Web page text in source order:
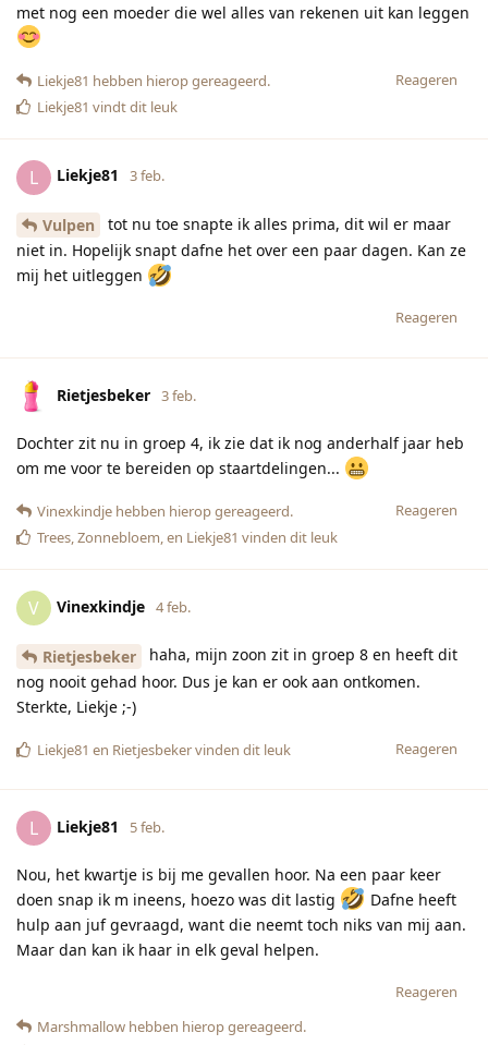
met nog een moeder die wel alles van rekenen uit kan leggen
Reageren
Liekje81 hebben hierop gereageerd.
Liekje81 vindt dit leuk
L Liekje81 3 feb.
Vulpen
tot nu toe snapte ik alles prima, dit wil er maar
niet in. Hopelijk snapt dafne het over een paar dagen. Kan ze
mij het uitleggen
Reageren
Rietjesbeker 3 feb.
Dochter zit nu in groep 4, ik zie dat ik nog anderhalf jaar heb
om me voor te bereiden op staartdelingen...
Reageren
Vinexkindje hebben hierop gereageerd.
Trees,Zonnebloem, en Liekje81 vinden dit leuk
V Vinexkindje 4 feb.
Rietjesbeker
haha, mijn zoon zit in groep 8 en heeft dit
nog nooit gehad hoor. Dus je kan er ook aan ontkomen.
Sterkte, Liekje ;-)
Reageren
Liekje81 en Rietjesbekervinden dit leuk
L Liekje81 5 feb.
Nou, het kwartje is bij me gevallen hoor. Na een paar keer
doen snap ik m ineens, hoezo was dit lastig
Dafne heeft
hulp aan juf gevraagd, want die neemt toch niks van mij aan.
Maar dan kan ik haar in elk geval helpen.
Reageren
Marshmallow hebben hierop gereageerd.